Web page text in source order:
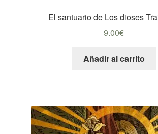
El santuario de Los dioses
9.00€
Añadir al carrito